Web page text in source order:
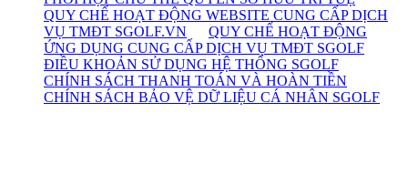
QUY CHẾ HOẠT ĐỘNG WEBSITE CUNG CẤP DỊCH
VỤ TMĐT SGOLF.VN
QUY CHẾ HOẠT ĐỘNG
ỨNG DỤNG CUNG CẤP DỊCH VỤ TMĐT SGOLF
ĐIỀU KHOẢN SỬ DỤNG HỆ THỐNG SGOLF
CHÍNH SÁCH THANH TOÁN VÀ HOÀN TIỀN
CHÍNH SÁCH BẢO VỆ DỮ LIỆU CÁ NHÂN SGOLF